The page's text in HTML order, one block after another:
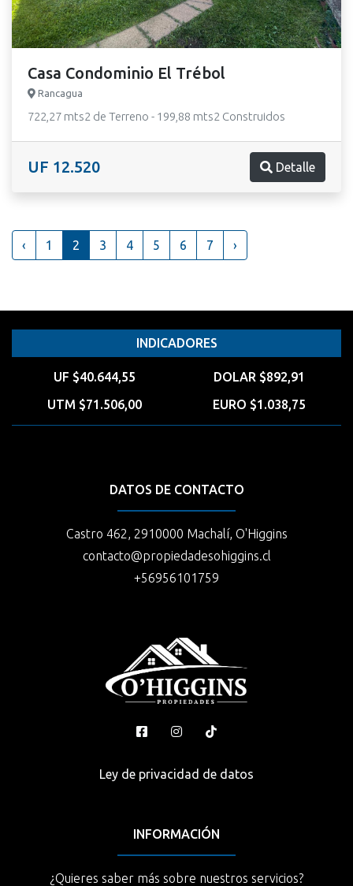
Casa Condominio El Trébol
Rancagua
722,27 mts2 de Terreno - 199,88 mts2 Construidos
UF 12.520 Detalle
‹ 1 2 3 4 5 6 7 ›
INDICADORES
UF $40.644,55
DOLAR $892,91
UTM $71.506,00
EURO $1.038,75
DATOS DE CONTACTO
Castro 462, 2910000 Machalí, O'Higgins
contacto@propiedadesohiggins.cl
+56956101759
Ley de privacidad de datos
INFORMACIÓN
¿Quieres saber más sobre nuestros servicios?